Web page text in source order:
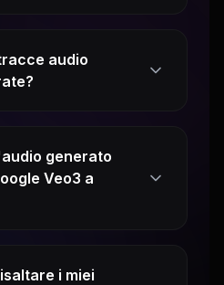
audio
generato
Veo3 a
i miei